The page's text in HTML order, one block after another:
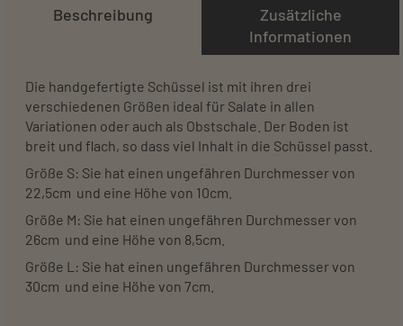
Beschreibung
Zusätzliche
Informationen
Die handgefertigte Schüssel ist mit ihren drei
verschiedenen Größen ideal für Salate in allen
Variationen oder auch als Obstschale. Der Boden ist
breit und flach, so dass viel Inhalt in die Schüssel passt.
Größe S: Sie hat einen ungefähren Durchmesser von
22,5cm und eine Höhe von 10cm.
Größe M: Sie hat einen ungefähren Durchmesser von
26cm und eine Höhe von 8,5cm.
Größe L: Sie hat einen ungefähren Durchmesser von
30cm und eine Höhe von 7cm.